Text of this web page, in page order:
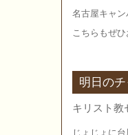
名古屋キャ
こちらもぜひ
明日の
キリスト教
じょじょに